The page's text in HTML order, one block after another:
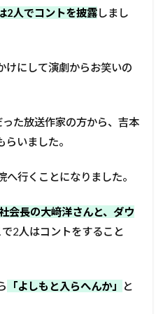
2人でコントを披露しまし
けにして演劇からお笑いの
た放送作家の方から、吉本
いました。
行くことになりました。
会長の大﨑洋さんと、ダウ
2人はコントをすること
「よしもと入らへんか」
と